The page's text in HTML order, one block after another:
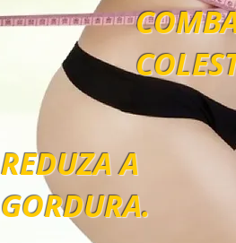
REDUZA A
GORDURA.